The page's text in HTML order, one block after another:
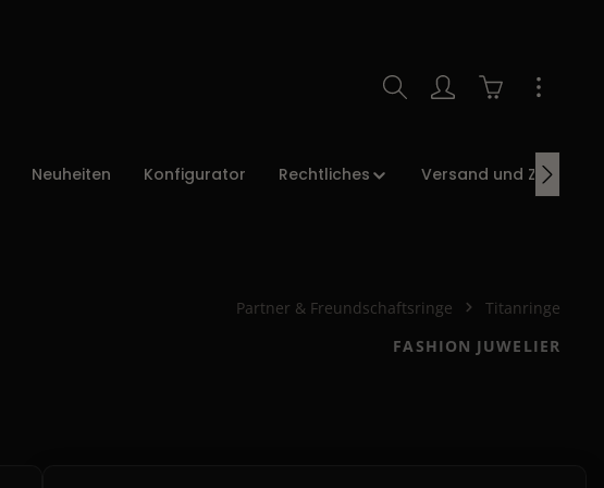
Warenkorb
Neuheiten Konfigurator Rechtliches Versand und Zahlung
Partner & Freundschaftsringe Titanringe
FASHION JUWELIER